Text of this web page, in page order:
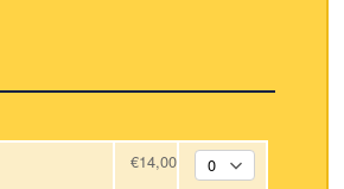
€14,00